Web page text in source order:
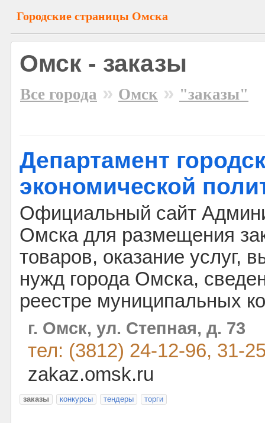
Городские страницы Омска
Омск - заказы
Все города » Омск » "заказы"
Департамент
экономической
Официальный сайт
Омска для размещения
товаров, оказание услуг,
нужд города Омска,
реестре муниципальных
г. Омск, ул. Степная, д. 73
тел: (3812) 24-12-96, 31-
zakaz.omsk.ru
заказы конкурсы тендеры торги